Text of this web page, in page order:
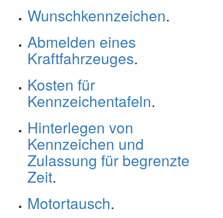
Wunschkennzeichen.
Abmelden eines
Kraftfahrzeuges.
Kosten für
Kennzeichentafeln.
Hinterlegen von
Kennzeichen und
Zulassung für begrenzte
Zeit.
Motortausch.